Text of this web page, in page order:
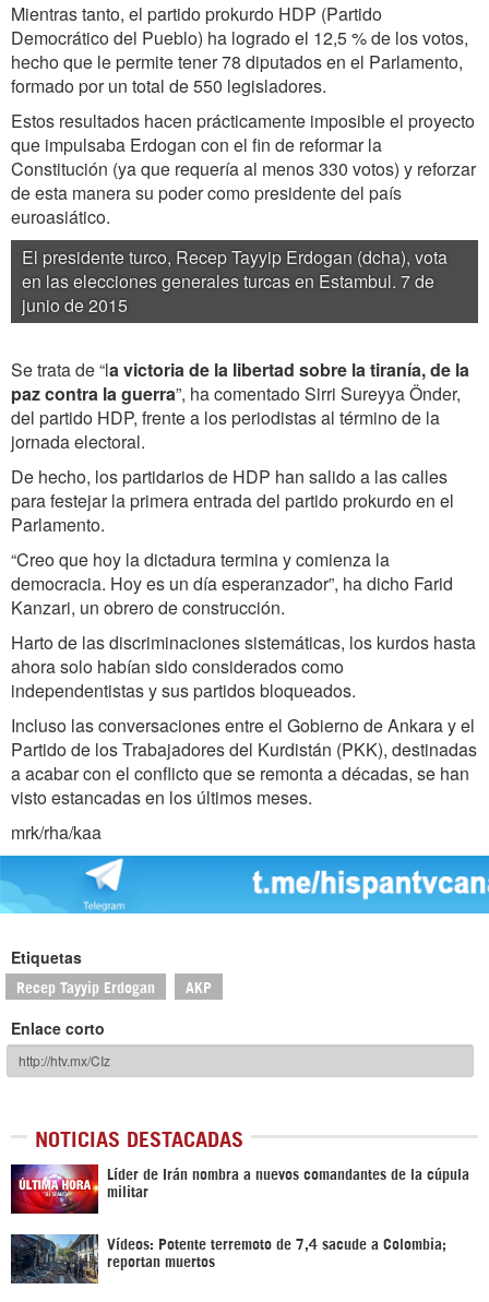
Mientras tanto, el partido prokurdo HDP (Partido
Democrático del Pueblo) ha logrado el 12,5 % de los votos,
hecho que le permite tener 78 diputados en el Parlamento,
formado por un total de 550 legisladores.
Estos resultados hacen prácticamente imposible el proyecto
que impulsaba Erdogan con el fin de reformar la
Constitución (ya que requería al menos 330 votos) y reforzar
de esta manera su poder como presidente del país
euroasiático.
El presidente turco, Recep Tayyip Erdogan (dcha), vota
en las elecciones generales turcas en Estambul. 7 de
junio de 2015
Se trata de “la victoria de la libertad sobre la tiranía, de la
paz contra la guerra”, ha comentado Sirri Sureyya Önder,
del partido HDP, frente a los periodistas al término de la
jornada electoral.
De hecho, los partidarios de HDP han salido a las calles
para festejar la primera entrada del partido prokurdo en el
Parlamento.
“Creo que hoy la dictadura termina y comienza la
democracia. Hoy es un día esperanzador”, ha dicho Farid
Kanzari, un obrero de construcción.
Harto de las discriminaciones sistemáticas, los kurdos hasta
ahora solo habían sido considerados como
independentistas y sus partidos bloqueados.
Incluso las conversaciones entre el Gobierno de Ankara y el
Partido de los Trabajadores del Kurdistán (PKK), destinadas
a acabar con el conflicto que se remonta a décadas, se han
visto estancadas en los últimos meses.
mrk/rha/kaa
Etiquetas
Recep Tayyip Erdogan AKP
Enlace corto
NOTICIAS DESTACADAS
Líder de Irán nombra a nuevos comandantes de la cúpula
militar
Vídeos: Potente terremoto de 7,4 sacude a Colombia;
reportan muertos